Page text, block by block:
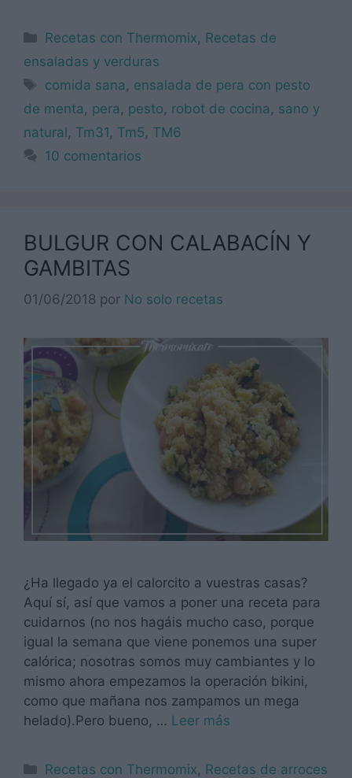
Categorías
Recetas con Thermomix, Recetas de
ensaladas y verduras
Etiquetas
comida sana , ensalada de pera con pesto
de menta , pera , pesto, robot de cocina , sano y
natural, Tm31, Tm5, TM6
10 comentarios
BULGUR CON CALABACÍN Y
GAMBITAS
01/06/2018 por No solo recetas
¿Ha llegado ya el calorcito a vuestras casas?
Aquí sí, así que vamos a poner una receta para
cuidarnos (no nos hagáis mucho caso, porque
igual la semana que viene ponemos una super
calórica; nosotras somos muy cambiantes y lo
mismo ahora empezamos la operación bikini,
como que mañana nos zampamos un mega
helado).Pero bueno, … Leer más
Categorías
Recetas con Thermomix, Recetas de arroces